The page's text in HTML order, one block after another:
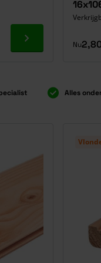
Ga naar product
Nu
Alles